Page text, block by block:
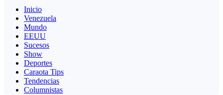
Inicio
Venezuela
Mundo
EEUU
Sucesos
Show
Deportes
Caraota Tips
Tendencias
Columnistas